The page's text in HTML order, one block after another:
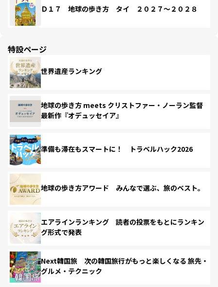
Ｄ１７ 地球の歩き方 タイ ２０２７～２０２８
特設ページ
世界遺産ランキング
地球の歩き方 meets クリストファー・ノーラン監督
最新作『オデュッセイア』
準備も滞在もスマートに！ トラベルハック2026
地球の歩き方アワード みんなで選ぶ、旅のベスト。
エアラインランキング 読者の投票をもとにランキン
グ形式で発表
Next韓国旅 次の韓国旅行がもっと楽しくなる 旅先・
グルメ・テクニック